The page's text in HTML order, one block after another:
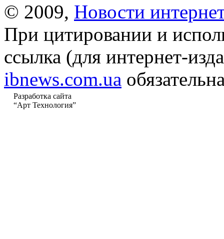
© 2009, Новости
При цитировании и
ссылка (для интернет-
ibnews.com.ua
Разработка сайта
“Арт Технология”